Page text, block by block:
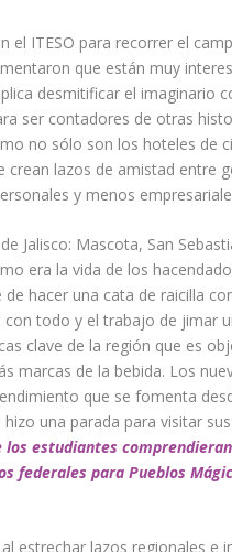
ITESO para recorrer el
que están muy
desmitificar el imaginario
ser contadores de otras
no sólo son los hoteles de
crean lazos de amistad entre
y menos
Jalisco: Mascota, San
era la vida de los
hacer una cata de raicilla
todo y el trabajo de jimar
clave de la región que es
marcas de la bebida. Los
que se fomenta
una parada para visitar
estudiantes
federales para Pueblos
estrechar lazos regionales e